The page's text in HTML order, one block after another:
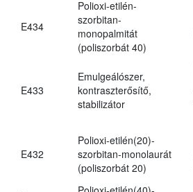
E434
Polioxi-etilén-
szorbitan-
monopalmitát
(poliszorbát 40)
E433
Emulgeálószer,
kontraszterősítő,
stabilizátor
E432
Polioxi-etilén(20)-
szorbitan-monolaurát
(poliszorbát 20)